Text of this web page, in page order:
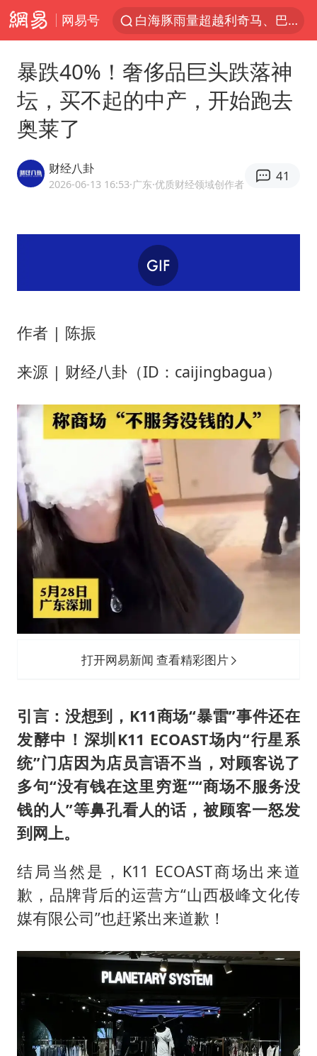
网易号
白海豚雨量超越利奇马、巴威
多地银行上调存款利率
上海地铁4条线路全线停运
NBA传奇教练老尼尔森去世
4.2平卫生间补漏注胶花1.55万
律师谈贾冰私人饭局被偷拍
男子结婚8年3个女儿都不是亲生
手机真会“偷听”我们说话吗
加沙约14万栋建筑被完全摧毁
从科技创新看开局起步的时与势
暴跌40%！奢侈品巨头跌落神
坛，买不起的中产，开始跑去
奥莱了
财经八卦
2026-06-13 16:53·广东·优质财经领域创作者
41
作者 | 陈振
来源 | 财经八卦（ID：caijingbagua）
打开网易新闻 查看精彩图片
引言：没想到，K11商场“暴雷”事件还在
发酵中！深圳K11 ECOAST场内“行星系
统”门店因为店员言语不当，对顾客说了
多句“没有钱在这里穷逛”“商场不服务没
钱的人”等鼻孔看人的话，被顾客一怒发
到网上。
结局当然是，K11 ECOAST商场出来道
歉，品牌背后的运营方“山西极峰文化传
媒有限公司”也赶紧出来道歉！